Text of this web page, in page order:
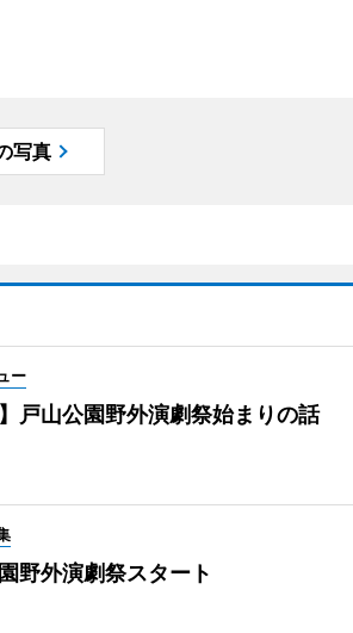
写真
ー
】戸山公園野外演劇祭始まりの話
野外演劇祭スタート